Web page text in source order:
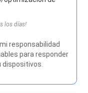
los días!
responsabilidad
para responder